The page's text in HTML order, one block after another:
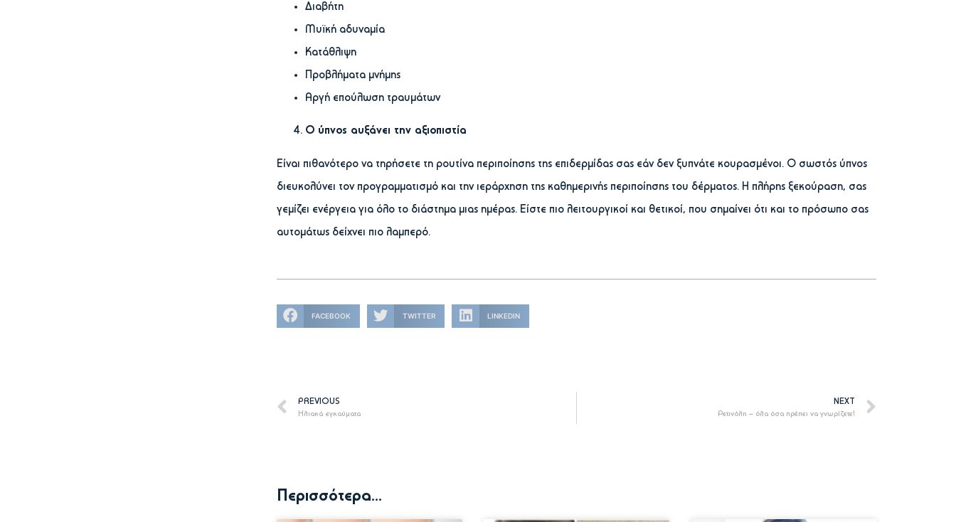
Διαβήτη
Μυϊκή αδυναμία
Κατάθλιψη
Προβλήματα μνήμης
Αργή επούλωση τραυμάτων
Ο ύπνος αυξάνει την αξιοπιστία
Είναι πιθανότερο να τηρήσετε τη ρουτίνα περιποίησης της επιδερμίδας σας εάν δεν ξυπνάτε κουρασμένοι. Ο σωστός ύπνος
διευκολύνει τον προγραμματισμό και την ιεράρχηση της καθημερινής περιποίησης του δέρματος. Η πλήρης ξεκούραση, σας
γεμίζει ενέργεια για όλο το διάστημα μιας ημέρας. Είστε πιο λειτουργικοί και θετικοί, που σημαίνει ότι και το πρόσωπο σας
αυτομάτως δείχνει πιο λαμπερό.
FACEBOOK TWITTER LINKEDIN
PREVIOUS
Ηλιακά εγκαύματα
NEXT
Ρετινόλη – όλα όσα πρέπει να γνωρίζετε!
Περισσότερα...